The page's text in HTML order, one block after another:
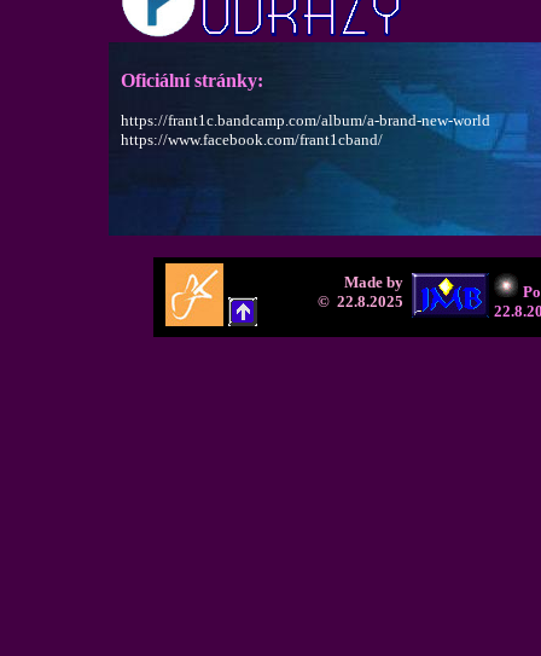
Oficiální stránky:
https://frant1c.bandcamp.com/album/a-brand-new-world
https://www.facebook.com/frant1cband/
Made by
© 22.8.2025